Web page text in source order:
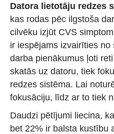
Datora lietotāju redzes
kas rodas pēc ilgstoša
cilvēku izjūt CVS
ir iespējams izvairīties
darba pienākumus ļoti
skatās uz datoru, tiek
redzes sistēma. Lai
fokusāciju, līdz ar to tiek
Daudzi pētījumi liecina,
bet 22% ir balsta kustību